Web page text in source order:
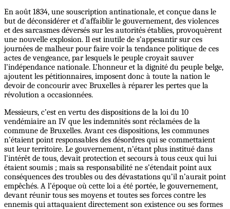
En août 1834, une souscription antinationale, et conçue dans le
but de déconsidérer et d’affaiblir le gouvernement, des violences
et des sarcasmes déversés sur les autorités établies, provoquèrent
une nouvelle explosion. Il est inutile de s’appesantir sur ces
journées de malheur pour faire voir la tendance politique de ces
actes de vengeance, par lesquels le peuple croyait sauver
l’indépendance nationale. L’honneur et la dignité du peuple belge,
ajoutent les pétitionnaires, imposent donc à toute la nation le
devoir de concourir avec Bruxelles à réparer les pertes que la
révolution a occasionnées.
Messieurs, c’est en vertu des dispositions de la loi du 10
vendémiaire an IV que les indemnités sont réclamées de la
commune de Bruxelles. Avant ces dispositions, les communes
n’étaient point responsables des désordres qui se commettaient
sut leur territoire. Le gouvernement, n’étant plus institué dans
l’intérêt de tous, devait protection et secours à tous ceux qui lui
étaient soumis ; mais sa responsabilité ne s’étendait point aux
conséquences des troubles ou des dévastations qu’il n’aurait point
empêchés. A l’époque où cette loi a été portée, le gouvernement,
devant réunir tous ses moyens et toutes ses forces contre les
ennemis qui attaquaient directement son existence ou ses formes